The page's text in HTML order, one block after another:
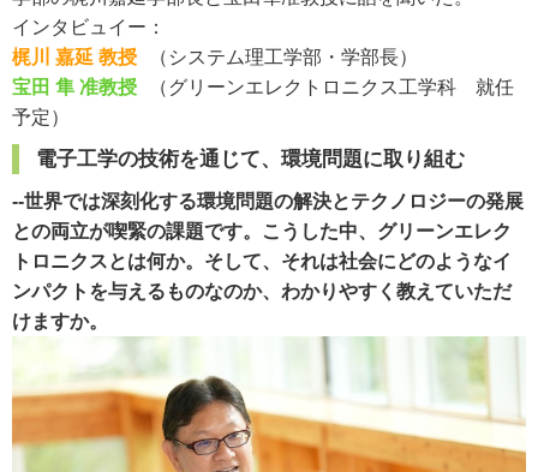
インタビュイー：
梶川 嘉延 教授
（システム理工学部・学部長）
宝田 隼 准教授
（グリーンエレクトロニクス工学科 就任
予定）
電子工学の技術を通じて、環境問題に取り組む
--世界では深刻化する環境問題の解決とテクノロジーの発展
との両立が喫緊の課題です。こうした中、グリーンエレク
トロニクスとは何か。そして、それは社会にどのようなイ
ンパクトを与えるものなのか、わかりやすく教えていただ
けますか。